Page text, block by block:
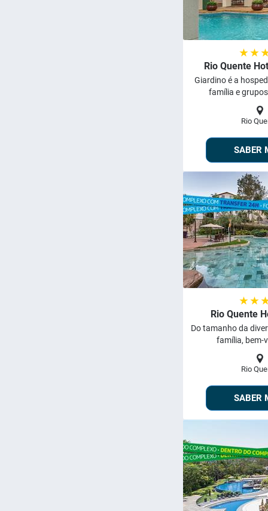
★ ★
Rio Quente
Giardino é a
família e
Rio
SABER
★ ★
Rio Quente
Do tamanho da
família, bem-
Rio
SABER